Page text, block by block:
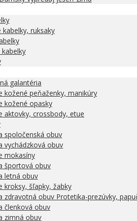
kabelky, ruksaky
galantéria
kožené peňaženky, manikúry
kožené opasky
aktovky, crossbody, etue
spoločenská obuv
vychádzková obuv
mokasíny
športová obuv
letná obuv
kroksy, šľapky, žabky
zdravotná obuv Protetika-prezúvky,
členková obuv
zimná obuv